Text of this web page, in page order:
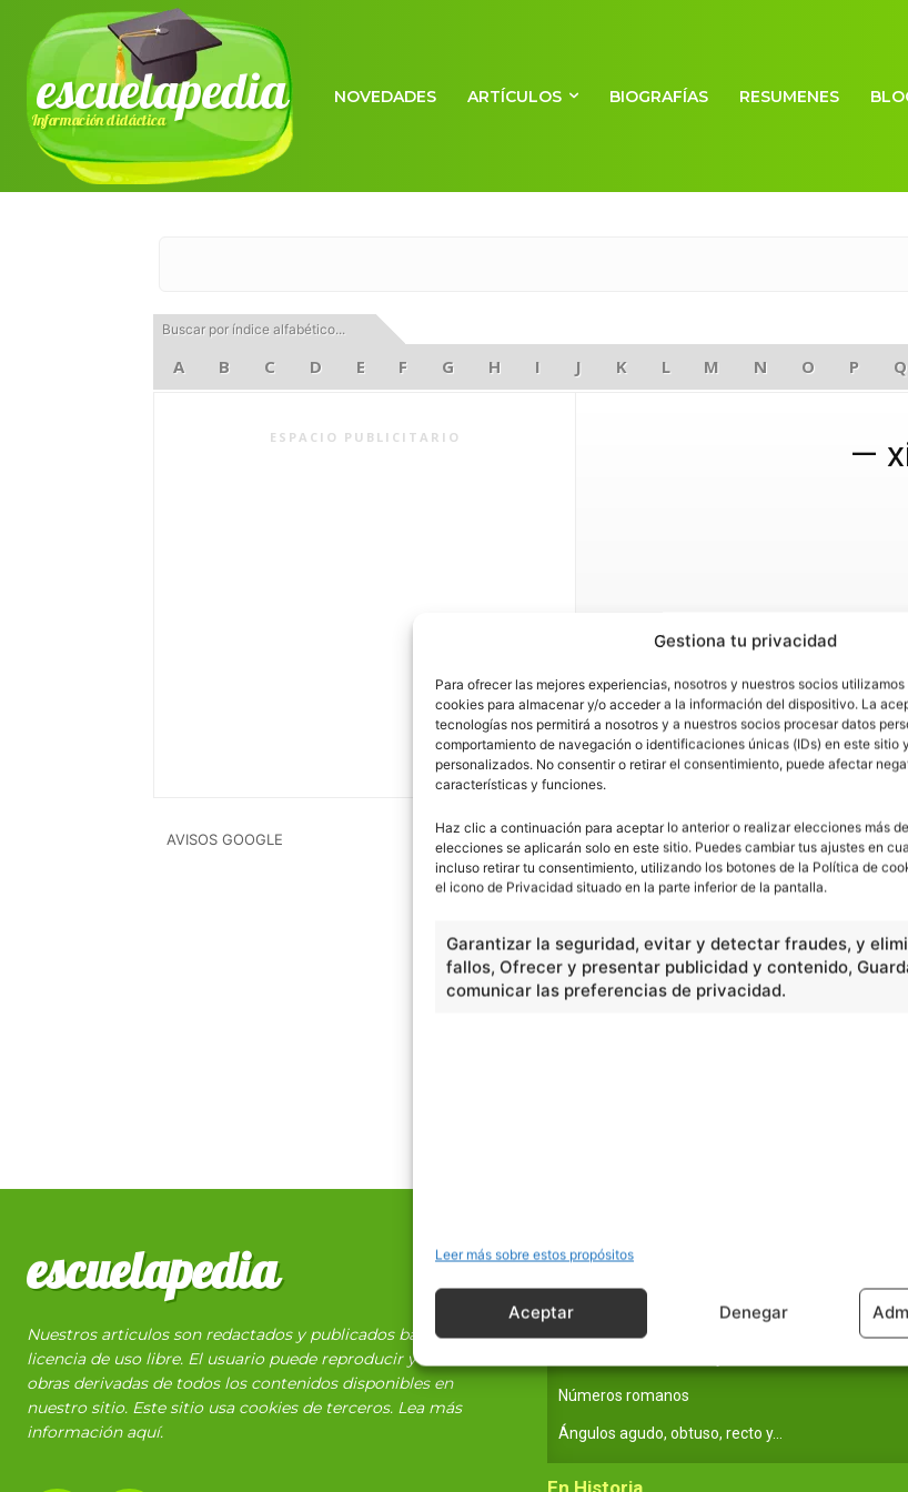
Gestiona tu privacidad
Para ofrecer las mejores experiencias, nosotros y nuestros socios
cookies para almacenar y/o acceder a la información del dispositivo. La
tecnologías nos permitirá a nosotros y a nuestros socios procesar datos
comportamiento de navegación o identificaciones únicas (IDs) en este sitio
personalizados. No consentir o retirar el consentimiento, puede afectar
características y funciones.
Haz clic a continuación para aceptar lo anterior o realizar elecciones más
elecciones se aplicarán solo en este sitio. Puedes cambiar tus ajustes en
incluso retirar tu consentimiento, utilizando los botones de la Política de
el icono de Privacidad situado en la parte inferior de la pantalla.
Garantizar la seguridad, evitar y detectar fraudes, y
fallos, Ofrecer y presentar publicidad y contenido,
comunicar las preferencias de privacidad.
Leer más sobre estos propósitos
Aceptar Denegar
escuelapedia
Información didáctica
NOVEDADES ARTÍCULOS BIOGRAFÍAS RESUMENES
Buscar por índice alfabético...
A B C D E F G H I J K L M N O P Q
ESPACIO PUBLICITARIO
Ver más
AVISOS GOOGLE
escuelapedia
Nuestros articulos son redactados y publicados bajo
licencia de uso libre. El usuario puede reproducir y hacer
obras derivadas de todos los contenidos disponibles en
nuestro sitio. Este sitio usa cookies de terceros. Lea más
información aquí.
En Básico
Números romanos
Ángulos agudo, obtuso, recto y...
En Historia